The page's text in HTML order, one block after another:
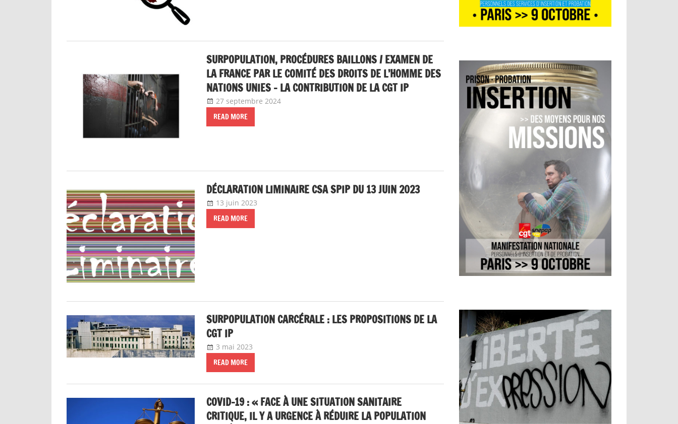
SURPOPULATION, PROCÉDURES BAILLONS / EXAMEN DE
LA FRANCE PAR LE COMITÉ DES DROITS DE L’HOMME DES
NATIONS UNIES – LA CONTRIBUTION DE LA CGT IP
27 septembre 2024
READ MORE
DÉCLARATION LIMINAIRE CSA SPIP DU 13 JUIN 2023
13 juin 2023
READ MORE
SURPOPULATION CARCÉRALE : LES PROPOSITIONS DE LA
CGT IP
3 mai 2023
READ MORE
COVID-19 : « FACE À UNE SITUATION SANITAIRE
CRITIQUE, IL Y A URGENCE À RÉDUIRE LA POPULATION